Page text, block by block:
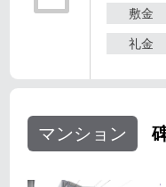
敷金
礼金
マンション